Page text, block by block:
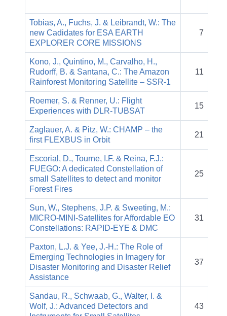
Tobias, A., Fuchs, J. & Leibrandt, W.: The
new Cadidates for ESA EARTH
EXPLORER CORE MISSIONS
7
Kono, J., Quintino, M., Carvalho, H.,
Rudorff, B. & Santana, C.: The Amazon
Rainforest Monitoring Satellite – SSR-1
11
Roemer, S. & Renner, U.: Flight
Experiences with DLR-TUBSAT
15
Zaglauer, A. & Pitz, W.: CHAMP – the
first FLEXBUS in Orbit
21
Escorial, D., Tourne, I.F. & Reina, F.J.:
FUEGO: A dedicated Constellation of
small Satellites to detect and monitor
Forest Fires
25
Sun, W., Stephens, J.P. & Sweeting, M.:
MICRO-MINI-Satellites for Affordable EO
Constellations: RAPID-EYE & DMC
31
Paxton, L.J. & Yee, J.-H.: The Role of
Emerging Technologies in Imagery for
Disaster Monitoring and Disaster Relief
Assistance
37
Sandau, R., Schwaab, G., Walter, I. &
Wolf, J.: Advanced Detectors and
43